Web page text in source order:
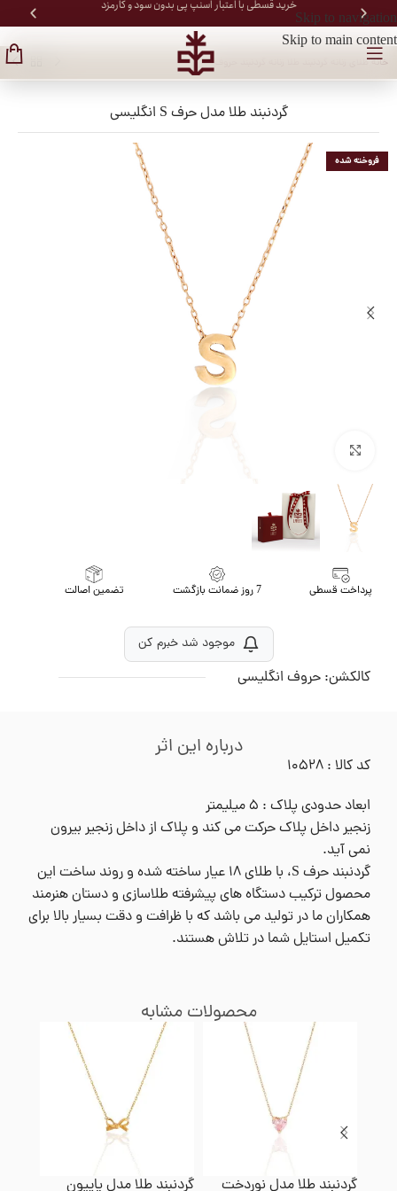
Skip to navigation
Skip to main content
خرید قسطی با اعتبار اسنپ پی بدون سود و کارمزد
خانه/طلای زنانه
فروخته شده
گردنبند طلا مدل حرف S انگلیسی
پرداخت قسطی 7 روز ضمانت بازگشت تضمین اصالت
موجود شد خبرم کن
کالکشن: حروف انگلیسی
محصولات مشابه
گردنبند طلا مدل نوردخت گردنبند طلا مدل پاپیون
درباره این اثر
کد کالا : ۱۰۵۲۸
ابعاد حدودی پلاک : ۵ میلیمتر
زنجیر داخل پلاک حرکت می کند و پلاک از داخل زنجیر بیرون
نمی آید.
گردنبند حرف S، با طلای ۱۸ عیار ساخته شده و روند ساخت این
محصول ترکیب دستگاه های پیشرفته طلاسازی و دستان هنرمند
همکاران ما در تولید می باشد که با ظرافت و دقت بسیار بالا برای
تکمیل استایل شما در تلاش هستند.